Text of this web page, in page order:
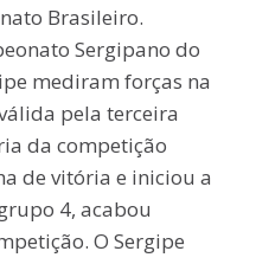
Brasileiro.
Sergipano do
mediram forças na
pela terceira
da competição
de vitória e iniciou a
4, acabou
O Sergipe